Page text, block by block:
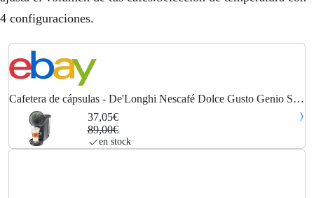
4 configuraciones.
Cafetera de cápsulas - De'Longhi Nescafé Dolce Gusto Genio S
Touch EDG426.GY37,05€
89,00€
en stock